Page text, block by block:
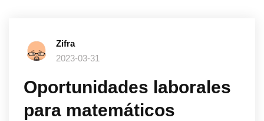
Zifra
2023-03-31
Oportunidades laborales
para matemáticos